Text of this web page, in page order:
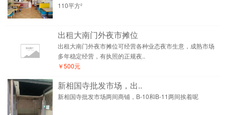
110平方²
出租大南门外夜市摊位
出租大南门外夜市摊位可经营各种业态夜市生意，成熟市场
多年稳定经营，有执照的正规夜..
￥500元
新相国寺批发市场，出..
新相国寺批发市场两间商铺，B-10和B-11两间挨着呢